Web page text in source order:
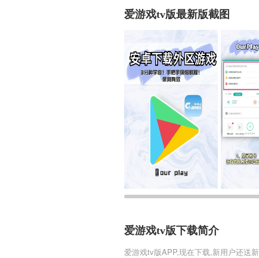
爱游戏tv版最新版截图
爱游戏tv版下载简介
爱游戏tv版APP,现在下载,新用户还送